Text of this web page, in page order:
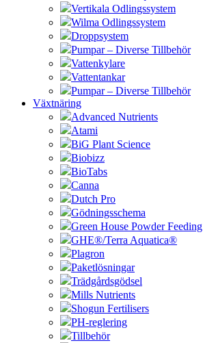
Vertikala Odlingssystem
Wilma Odlingssystem
Droppsystem
Pumpar – Diverse Tillbehör
Vattenkylare
Vattentankar
Pumpar – Diverse Tillbehör
Växtnäring
Advanced Nutrients
Atami
BiG Plant Science
Biobizz
BioTabs
Canna
Dutch Pro
Gödningsschema
Green House Powder Feeding
GHE®/Terra Aquatica®
Plagron
Paketlösningar
Trädgårdsgödsel
Mills Nutrients
Shogun Fertilisers
PH-reglering
Tillbehör